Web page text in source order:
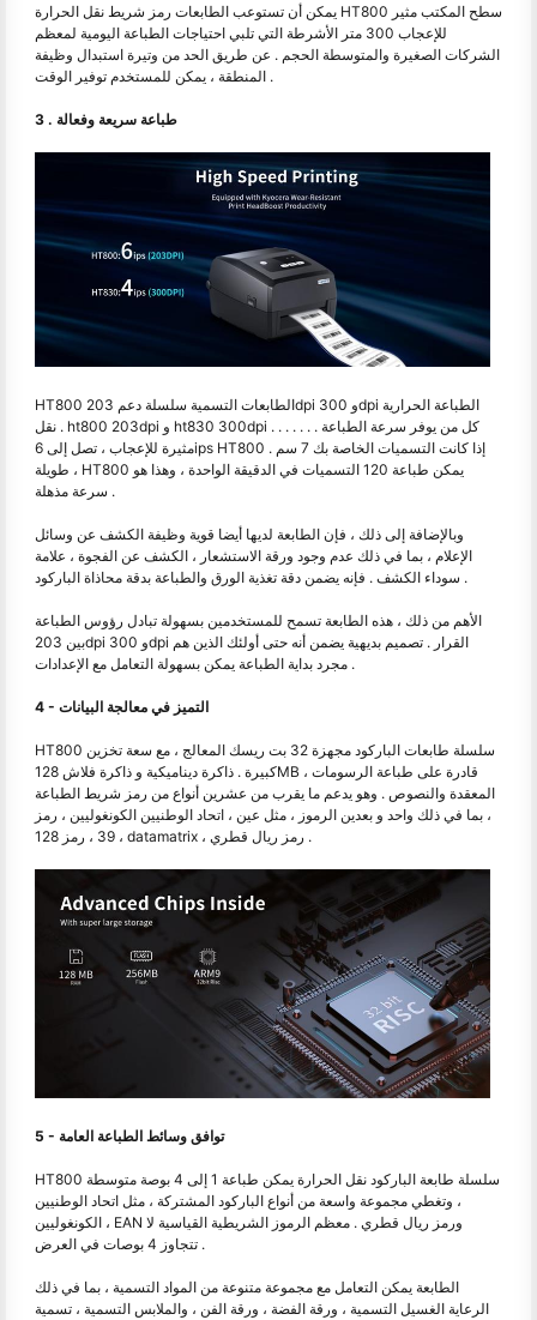
يمكن أن تستوعب الطابعات رمز شريط نقل الحرارة HT800 سطح المكتب مثير
للإعجاب 300 متر الأشرطة التي تلبي احتياجات الطباعة اليومية لمعظم
الشركات الصغيرة والمتوسطة الحجم . عن طريق الحد من وتيرة استبدال وظيفة
المنطقة ، يمكن للمستخدم توفير الوقت .
3 . طباعة سريعة وفعالة
HT800 الطابعات التسمية سلسلة دعم 203dpi و 300dpi الطباعة الحرارية
نقل . ht800 203dpi و ht830 300dpi . . . . . . . كل من يوفر سرعة الطباعة
مثيرة للإعجاب ، تصل إلى 6ips HT800 . إذا كانت التسميات الخاصة بك 7 سم
طويلة ، HT800 يمكن طباعة 120 التسميات في الدقيقة الواحدة ، وهذا هو
سرعة مذهلة .
وبالإضافة إلى ذلك ، فإن الطابعة لديها أيضا قوية وظيفة الكشف عن وسائل
الإعلام ، بما في ذلك عدم وجود ورقة الاستشعار ، الكشف عن الفجوة ، علامة
سوداء الكشف . فإنه يضمن دقة تغذية الورق والطباعة بدقة محاذاة الباركود .
الأهم من ذلك ، هذه الطابعة تسمح للمستخدمين بسهولة تبادل رؤوس الطباعة
بين 203dpi و 300dpi القرار . تصميم بديهية يضمن أنه حتى أولئك الذين هم
مجرد بداية الطباعة يمكن بسهولة التعامل مع الإعدادات .
4 - التميز في معالجة البيانات
HT800 سلسلة طابعات الباركود مجهزة 32 بت ريسك المعالج ، مع سعة تخزين
كبيرة . ذاكرة ديناميكية و ذاكرة فلاش 128MB ، قادرة على طباعة الرسومات
المعقدة والنصوص . وهو يدعم ما يقرب من عشرين أنواع من رمز شريط الطباعة
، بما في ذلك واحد و بعدين الرموز ، مثل عين ، اتحاد الوطنيين الكونغوليين ، رمز
39 ، رمز 128 ، datamatrix ، رمز ريال قطري .
5 - توافق وسائط الطباعة العامة
HT800 سلسلة طابعة الباركود نقل الحرارة يمكن طباعة 1 إلى 4 بوصة متوسطة
، وتغطي مجموعة واسعة من أنواع الباركود المشتركة ، مثل اتحاد الوطنيين
الكونغوليين ، EAN ورمز ريال قطري . معظم الرموز الشريطية القياسية لا
تتجاوز 4 بوصات في العرض .
الطابعة يمكن التعامل مع مجموعة متنوعة من المواد التسمية ، بما في ذلك
الرعاية الغسيل التسمية ، ورقة الفضة ، ورقة الفن ، والملابس التسمية ، تسمية